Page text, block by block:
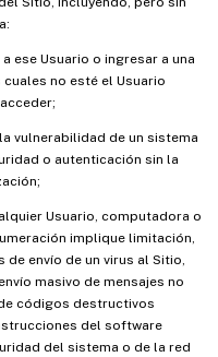
ese Usuario o ingresar a una
no esté el Usuario
vulnerabilidad de un sistema
o autenticación sin la
Usuario, computadora o
implique limitación,
de envío de un virus al Sitio,
masivo de mensajes no
códigos destructivos
del software
del sistema o de la red